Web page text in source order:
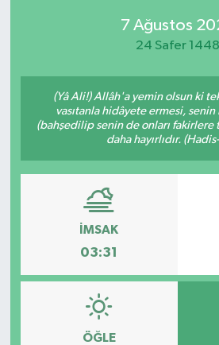
7 Ağustos
24 Safer 1448
(Yâ Ali!) Allâh'a yemin olsun ki
vasıtanla hidâyete ermesi, senin
(bahşedilip senin de onları fakirlere
daha hayırlıdır.
İMSAK
03:31
ÖĞLE